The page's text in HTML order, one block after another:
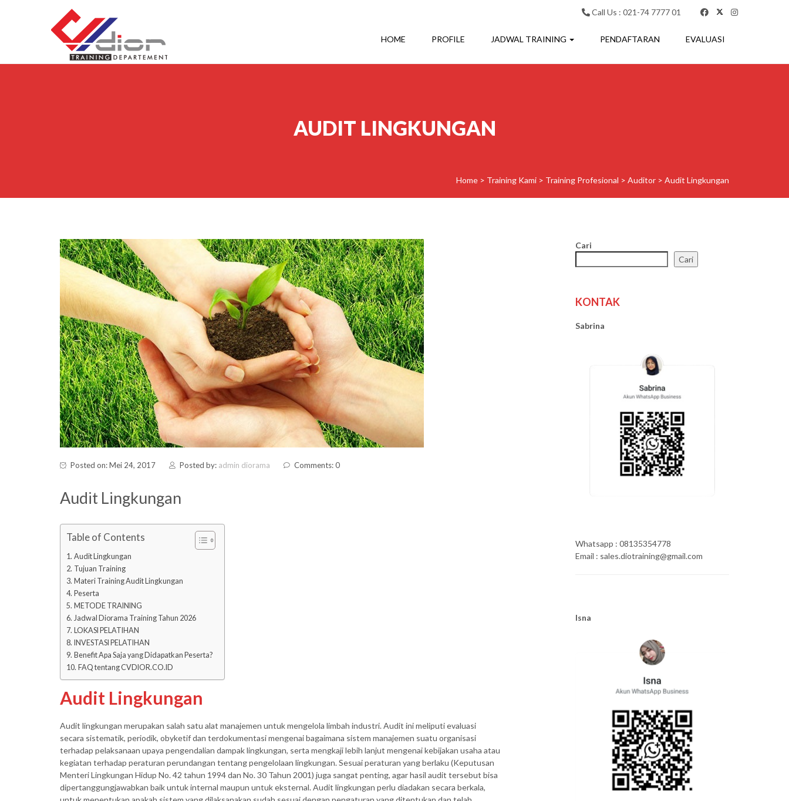
Call Us : 021-74 7777 01
HOME PROFILE JADWAL TRAINING PENDAFTARAN EVALUASI
AUDIT LINGKUNGAN
Home > Training Kami > Training Profesional > Auditor > Audit Lingkungan
Posted on: Mei 24, 2017 Posted by: admin diorama Comments: 0
Audit Lingkungan
Table of Contents
Audit Lingkungan
Tujuan Training
Materi Training Audit Lingkungan
Peserta
METODE TRAINING
Jadwal Diorama Training Tahun 2026
LOKASI PELATIHAN
INVESTASI PELATIHAN
Benefit Apa Saja yang Didapatkan Peserta?
FAQ tentang CVDIOR.CO.ID
Audit Lingkungan
Audit lingkungan merupakan salah satu alat manajemen untuk mengelola limbah industri. Audit ini meliputi evaluasi
secara sistematik, periodik, obyketif dan terdokumentasi mengenai bagaimana sistem manajemen suatu organisasi
terhadap pelaksanaan upaya pengendalian dampak lingkungan, serta mengkaji lebih lanjut mengenai kebijakan usaha atau
kegiatan terhadap peraturan perundangan tentang pengelolaan lingkungan. Sesuai peraturan yang berlaku (Keputusan
Menteri Lingkungan Hidup No. 42 tahun 1994 dan No. 30 Tahun 2001) juga sangat penting, agar hasil audit tersebut bisa
dipertanggungjawabkan baik untuk internal maupun untuk eksternal. Audit lingkungan perlu diadakan secara berkala,
Cari
Cari
KONTAK
Sabrina
Whatsapp : 08135354778
Email : sales.diotraining@gmail.com
Isna